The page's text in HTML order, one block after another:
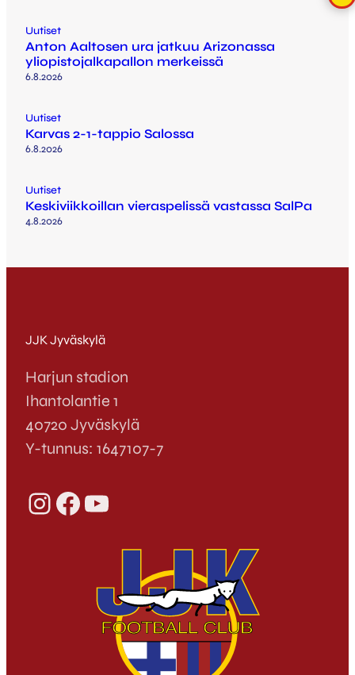
Uutiset
Anton Aaltosen ura jatkuu Arizonassa
yliopistojalkapallon merkeissä
6.8.2026
Uutiset
Karvas 2-1-tappio Salossa
6.8.2026
Uutiset
Keskiviikkoillan vieraspelissä vastassa SalPa
4.8.2026
JJK Jyväskylä
Harjun stadion
Ihantolantie 1
40720 Jyväskylä
Y-tunnus: 1647107-7
InstagramFacebook YouTube